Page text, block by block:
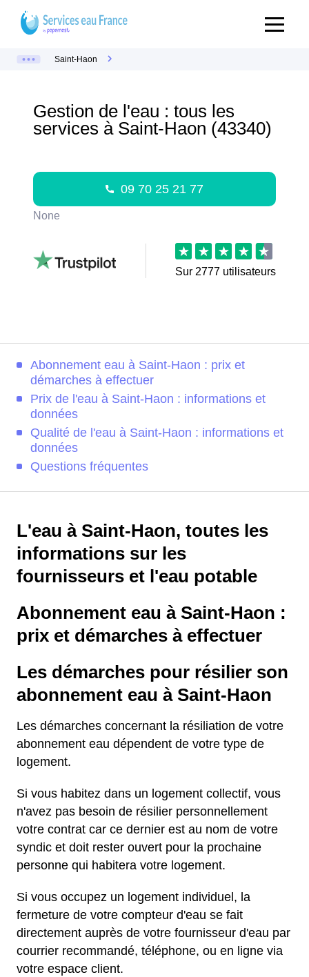
Saint-Haon
Gestion de l'eau : tous les
services à Saint-Haon (43340)
09 70 25 21 77
None
Sur 2777 utilisateurs
Abonnement eau à Saint-Haon : prix et
démarches à effectuer
Prix de l'eau à Saint-Haon : informations et
données
Qualité de l'eau à Saint-Haon : informations et
données
Questions fréquentes
L'eau à Saint-Haon, toutes les
informations sur les
fournisseurs et l'eau potable
Abonnement eau à Saint-Haon :
prix et démarches à effectuer
Les démarches pour résilier son
abonnement eau à Saint-Haon
Les démarches concernant la résiliation de votre
abonnement eau dépendent de votre type de
logement.
Si vous habitez dans un logement collectif, vous
n'avez pas besoin de résilier personnellement
votre contrat car ce dernier est au nom de votre
syndic et doit rester ouvert pour la prochaine
personne qui habitera votre logement.
Si vous occupez un logement individuel, la
fermeture de votre compteur d'eau se fait
directement auprès de votre fournisseur d'eau par
courrier recommandé, téléphone, ou en ligne via
votre espace client.